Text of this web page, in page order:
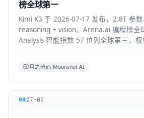
榜全球第一
Kimi K3 于 2026-07-17 发布，2.8T 参数
reasoning + vision。Arena.ai 编程榜全
Analysis 智能指数 57 位列全球第三，
月之暗面 Moonshot AI
0807-09